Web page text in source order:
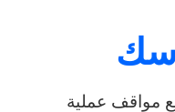
مواقف عملية